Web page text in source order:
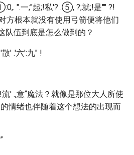
".一;"起;!私'? .⑤, ?;就;!是"" ?!
根本就没有使用弓箭便将他们
队伍到底是怎么做到的？
' .'六':九" !
流' .,意“魔法？就像是那位大人所使
情绪也伴随着这个想法的出现而